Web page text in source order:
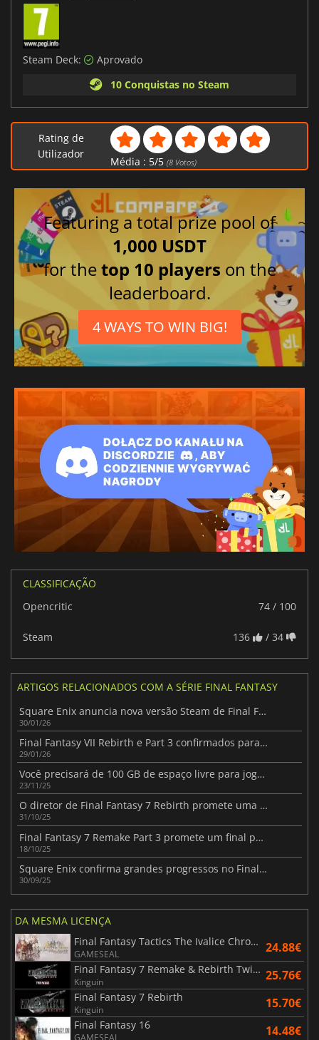
Steam Deck:
Aprovado
10 Conquistas no Steam
Rating de
Utilizador
Média : 5/5 (8Votos)
Featuring a total prize pool of
1,000 USDT
for thetop 10 players on the
leaderboard.
4 WAYS TO WIN BIG!
CLASSIFICAÇÃO
Opencritic
74 / 100
Steam 136 / 34
ARTIGOS RELACIONADOS COM A SÉRIE FINAL FANTASY
Square Enix anuncia nova versão Steam de Final Fantasy VII
30/01/26
Final Fantasy VII Rebirth e Part 3 confirmados para a Xbox
29/01/26
Você precisará de 100 GB de espaço livre para jogar FF7 Remake Intergrade no Switch 2
23/11/25
O diretor de Final Fantasy 7 Rebirth promete uma versão de alta qualidade para a Switch 2
31/10/25
Final Fantasy 7 Remake Part 3 promete um final perfeito para todos os fãs
18/10/25
Square Enix confirma grandes progressos no Final Fantasy 7 Remake Part 3
30/09/25
DA MESMA LICENÇA
Final Fantasy Tactics The Ivalice Chronicles
GAMESEAL 24.88€
Final Fantasy 7 Remake & Rebirth Twin Pack
Kinguin 25.76€
Final Fantasy 7 Rebirth
Kinguin 15.70€
Final Fantasy 16
GAMESEAL 14.48€